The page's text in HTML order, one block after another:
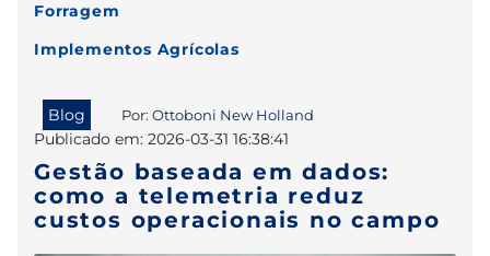
Forragem
Implementos Agrícolas
Blog Por: Ottoboni New Holland
Publicado em: 2026-03-31 16:38:41
Gestão baseada em dados:
como a telemetria reduz
custos operacionais no campo